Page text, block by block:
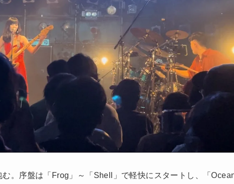
。序盤は「Frog」～「Shell」で軽快にスタートし、「